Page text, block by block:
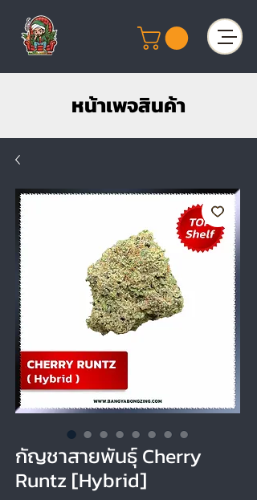
หน้าเพจสินค้า
กัญชาสายพันธุ์ Cherry
Runtz [Hybrid]